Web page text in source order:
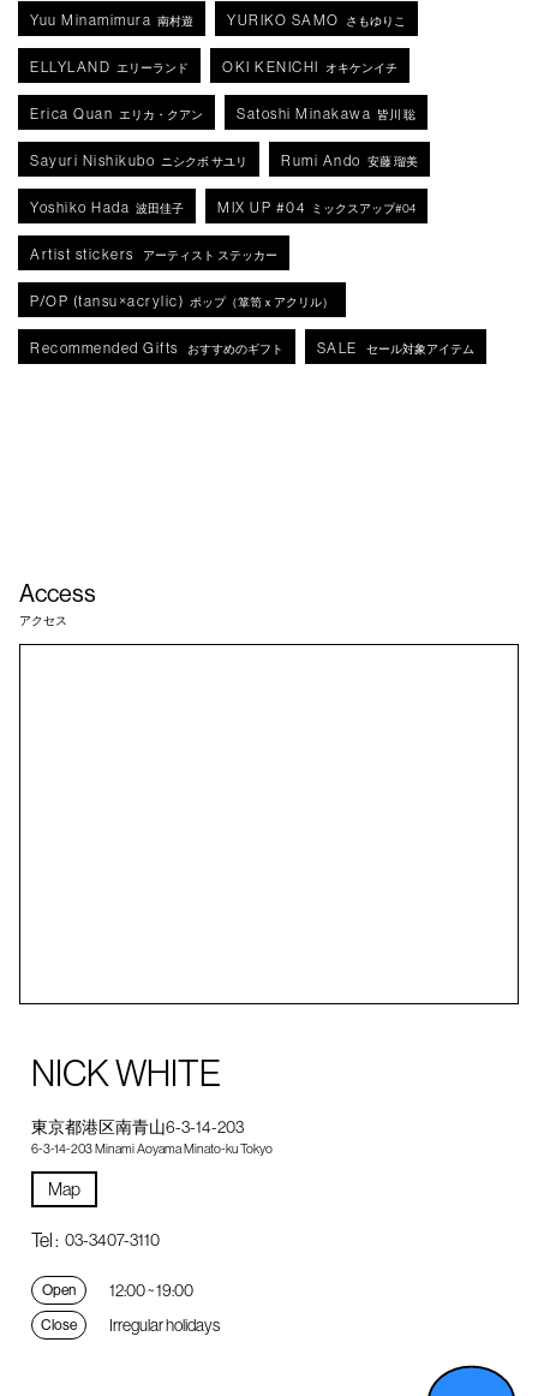
Yuu Minamimura 南村遊 YURIKO SAMO さもゆりこ
ELLYLAND エリーランド OKI KENICHI オキケンイチ
Erica Quan エリカ・クアン Satoshi Minakawa 皆川 聡
Sayuri Nishikubo ニシクボ サユリ Rumi Ando 安藤 瑠美
Yoshiko Hada 波田佳子 MIX UP #04 ミックスアップ#04
Artist stickers アーティスト ステッカー
P/OP (tansu×acrylic) ポップ（箪笥ｘアクリル）
Recommended Gifts おすすめのギフト SALE セール対象アイテム
Access
アクセス
NICK WHITE
東京都港区南青山6-3-14-203
6-3-14-203 Minami Aoyama Minato-ku Tokyo
Map
Tel : 03-3407-3110
Open 12:00 ~ 19:00
Close Irregular holidays